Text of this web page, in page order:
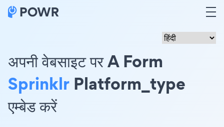
अपनी वेबसाइट पर A Form
Sprinklr Platform_type
एम्बेड करें